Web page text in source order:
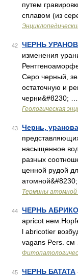
путем
сплавом (из
42 ЧЕРНЬ
изменения
Серо черный,
остаточную и
черни&#8230; …
Геологическая
43 Чернь,
насыщенное
разных
ценной рудой
атомной&#8230;
Термины атомной
44 ЧЕРНЬ
apricot
l abricotier
vagans Pers. см
45 ЧЕРНЬ БАТАТА